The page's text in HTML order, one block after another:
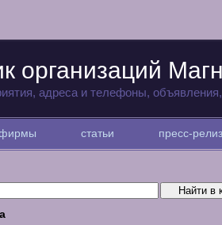
организаций
адреса и телефоны,
статьи пресс-